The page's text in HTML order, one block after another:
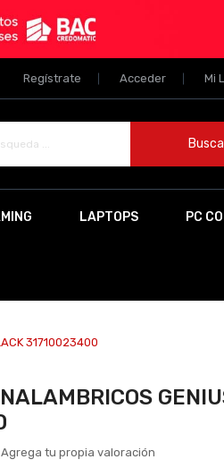
Regístrate Acceder Mi
LAPTOPS PC
31710023400
Agrega tu propia valoración